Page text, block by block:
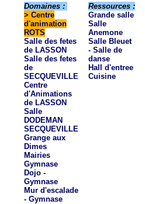
Domaines :
> Centre
d'animation
ROTS
Salle des fetes
de LASSON
Salle des fetes
de
SECQUEVILLE
Centre
d'Animations
de LASSON
Salle
DODEMAN
SECQUEVILLE
Grange aux
Dimes
Mairies
Gymnase
Dojo -
Gymnase
Mur d'escalade
- Gymnase
Ressources :
Grande salle
Salle
Anemone
Salle Bleuet
- Salle de
danse
Hall d'entree
Cuisine